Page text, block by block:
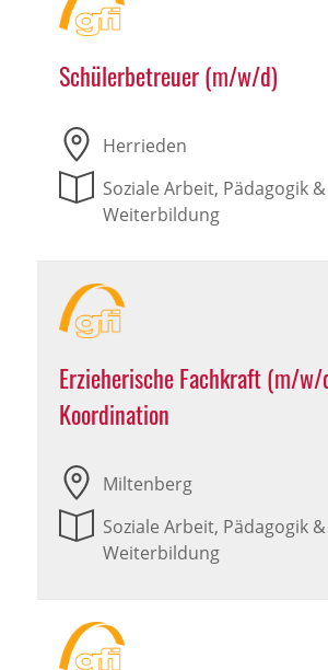
Schülerbetreuer (m/w/d)
Herrieden
Soziale Arbeit, Pädagogik &
Weiterbildung
Erzieherische Fachkraft (m/w/
Koordination
Miltenberg
Soziale Arbeit, Pädagogik &
Weiterbildung